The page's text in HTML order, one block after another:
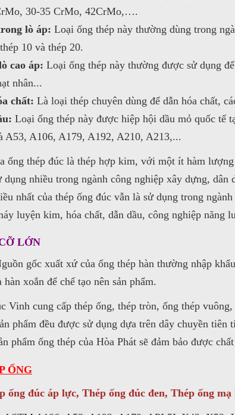
30-35 CrMo, 42CrMo,….
lò áp: Loại ống thép này thường dùng trong
10 và thép 20.
cao áp: Loại ống thép này thường được sử dụng
nhân...
chất: Là loại thép chuyên dùng để dẫn hóa chất,
Loại ống thép này được hiệp hội dầu mỏ quốc tế
A53, A106, A179, A192, A210, A213,...
ống thép đúc là thép hợp kim, với một ít hàm
nhiều trong ngành công nghiệp xây dựng, dân
nhất của thép ống đúc vẫn là sử dụng trong
luyện kim, hóa chất, dẫn dầu, công nghiệp năng
LỚN
gốc xuất xứ của ống thép hàn thường nhập
xoắn để chế tạo nên sản phẩm.
Vinh cung cấp thép ống, thép tròn, ống thép
phẩm đều được sử dụng dựa trên dây chuyền
phẩm ống thép của Hòa Phát sẽ đảm bảo được
ỐNG
ống đúc áp lực, Thép ống đúc đen, Thép ống mạ